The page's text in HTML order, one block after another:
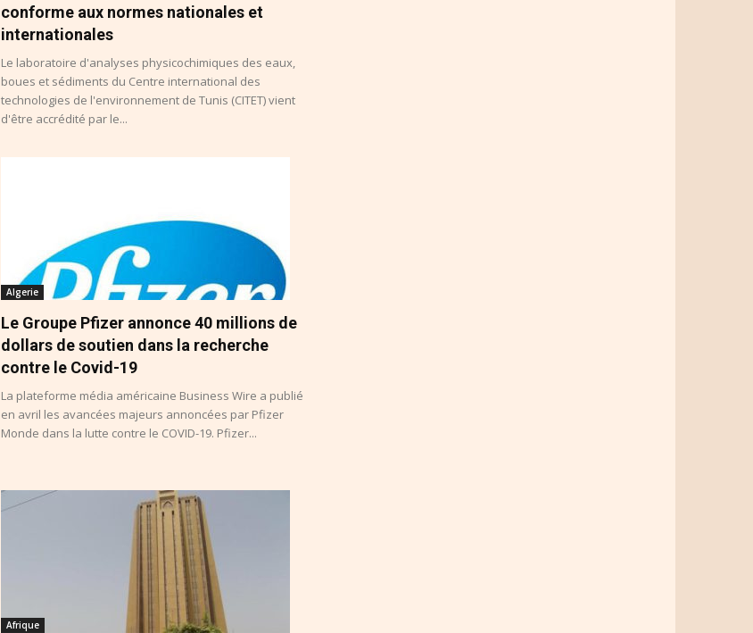
conforme aux normes nationales et
internationales
Le laboratoire d'analyses physicochimiques des eaux,
boues et sédiments du Centre international des
technologies de l'environnement de Tunis (CITET) vient
d'être accrédité par le...
Algerie
Le Groupe Pfizer annonce 40 millions de
dollars de soutien dans la recherche
contre le Covid-19
La plateforme média américaine Business Wire a publié
en avril les avancées majeurs annoncées par Pfizer
Monde dans la lutte contre le COVID-19. Pfizer...
Afrique